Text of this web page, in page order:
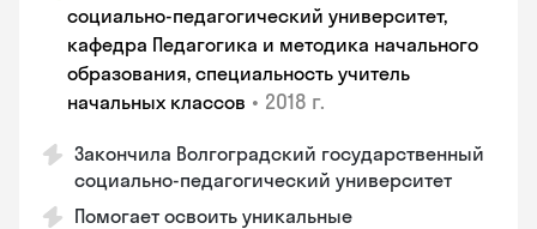
социально-педагогический университет,
кафедра Педагогика и методика начального
образования, специальность учитель
начальных классов • 2018 г.
Закончила Волгоградский государственный
социально-педагогический университет
Помогает освоить уникальные